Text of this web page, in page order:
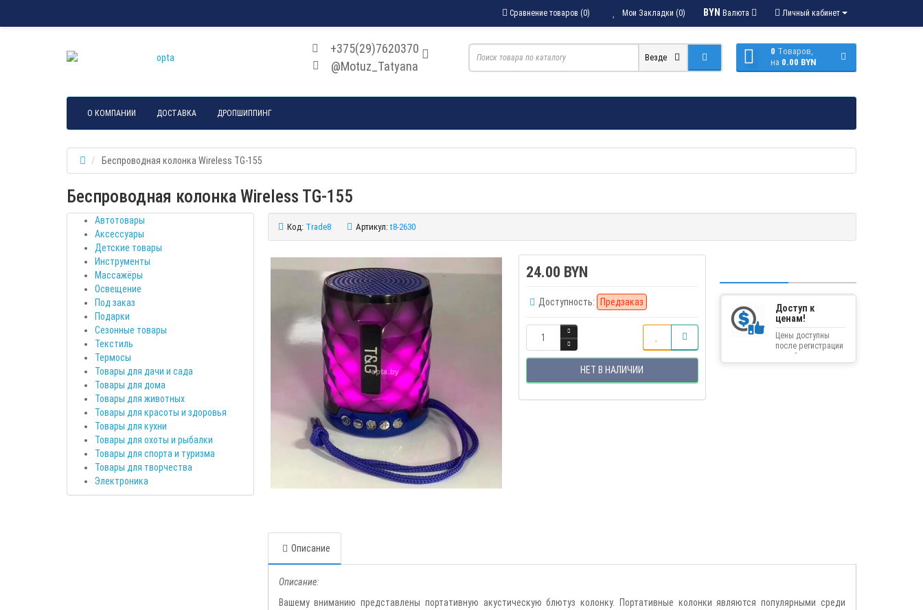
Личный кабинет
BYN Валюта
Мои Закладки (0)
Сравнение товаров (0)
+375(29)7620370
@Motuz_Tatyana
0 Tоваров,
на 0.00 BYN
Везде
О КОМПАНИИ ДОСТАВКА ДРОПШИППИНГ
Беспроводная колонка Wireless TG-155
Беспроводная колонка Wireless TG-155
Автотовары
Аксессуары
Детские товары
Инструменты
Массажёры
Освещение
Под заказ
Подарки
Сезонные товары
Текстиль
Термосы
Товары для дачи и сада
Товары для дома
Товары для животных
Товары для красоты и здоровья
Товары для кухни
Товары для охоты и рыбалки
Товары для спорта и туризма
Товары для творчества
Электроника
Код: Trade8 Артикул: t8-2630
24.00 BYN
Доступность: Предзаказ
НЕТ В НАЛИЧИИ
Доступ к
ценам!
Цены доступны
после регистрации
на сайте.
Описание
Описание:
Вашему вниманию представлены портативную акустическую блютуз колонку. Портативные колонки являются популярными среди